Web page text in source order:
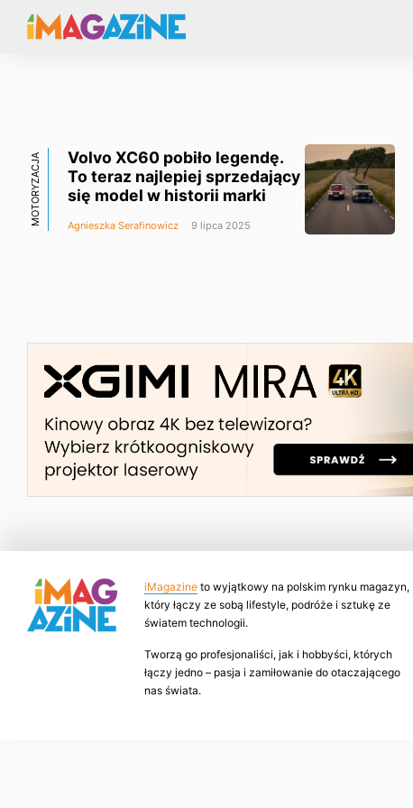
MOTORYZACJA
Volvo XC60 pobiło legendę.
To teraz najlepiej sprzedający
się model w historii marki
Agnieszka Serafinowicz 9 lipca 2025
iMagazine to wyjątkowy na polskim rynku magazyn,
który łączy ze sobą lifestyle, podróże i sztukę ze
światem technologii.
Tworzą go profesjonaliści, jak i hobbyści, których
łączy jedno – pasja i zamiłowanie do otaczającego
nas świata.